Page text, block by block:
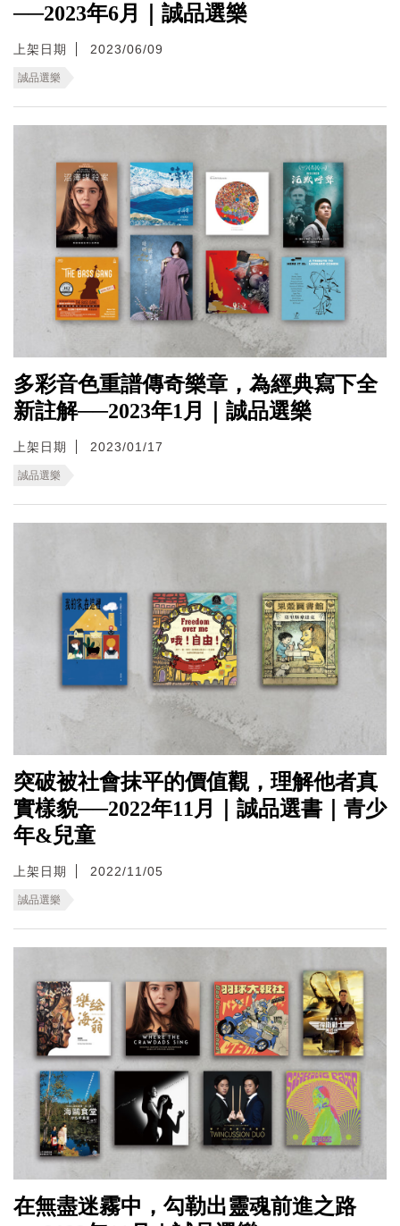
──2023年6月｜誠品選樂
上架日期 2023/06/09
誠品選樂
多彩音色重譜傳奇樂章，為經典寫下全
新註解──2023年1月｜誠品選樂
上架日期 2023/01/17
誠品選樂
突破被社會抹平的價值觀，理解他者真
實樣貌──2022年11月｜誠品選書｜青少
年&兒童
上架日期 2022/11/05
誠品選樂
在無盡迷霧中，勾勒出靈魂前進之路